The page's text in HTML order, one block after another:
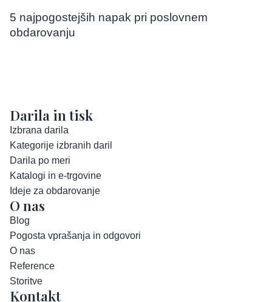
5 najpogostejših napak pri poslovnem
obdarovanju
Darila in tisk
Izbrana darila
Kategorije izbranih daril
Darila po meri
Katalogi in e-trgovine
Ideje za obdarovanje
O nas
Blog
Pogosta vprašanja in odgovori
O nas
Reference
Storitve
Kontakt